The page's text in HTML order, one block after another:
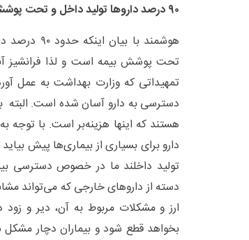
۹۰ درصد داروها تولید داخل و تحت پوشش بیمه‌اند
هوشمند با
تحت پوشش بیمه است و لذا فرانشیز
تمهیداتی که وزارت بهداشت به عمل
دسترسی به دارو آسان شده است.
هستند که اینها هزینه‌بر است. با توجه
تولید داخلند ما در خصوص دسترسی
دسته از داروهای خارجی که می‌تواند
ارز و مشکلات مربوط به آن، دیر و
بخواهد قطع شود و بیماران دچار